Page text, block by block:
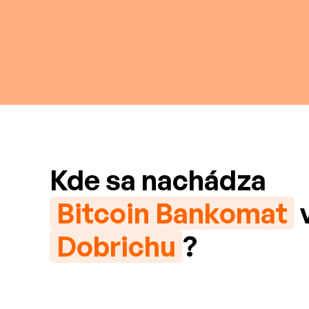
Kde sa nachádza
Bitcoin Bankomat
Dobrichu ?